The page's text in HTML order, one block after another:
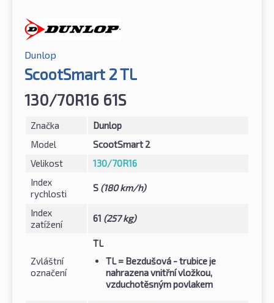
Dunlop
ScootSmart 2 TL
130/70R16 61S
Značka
Dunlop
Model
ScootSmart 2
Velikost
130/70R16
Index
rychlosti
S (180 km/h)
Index
zatížení
61 (257 kg)
Zvláštní
označení
TL
TL= Bezdušová - trubice je
nahrazena vnitřní vložkou,
vzduchotěsným povlakem